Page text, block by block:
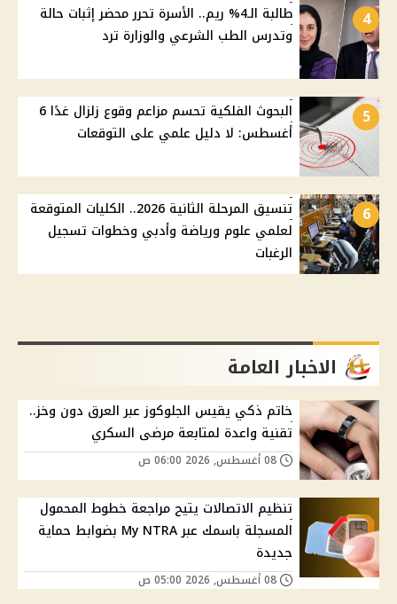
4
طالبة الـ4% ريم.. الأسرة تحرر محضر إثبات حالة
وتدرس الطب الشرعي والوزارة ترد
5
البحوث الفلكية تحسم مزاعم وقوع زلزال غدًا 6
أغسطس: لا دليل علمي على التوقعات
6
تنسيق المرحلة الثانية 2026.. الكليات المتوقعة
لعلمي علوم ورياضة وأدبي وخطوات تسجيل
الرغبات
الاخبار العامة
خاتم ذكي يقيس الجلوكوز عبر العرق دون وخز..
تقنية واعدة لمتابعة مرضى السكري
تنظيم الاتصالات يتيح مراجعة خطوط المحمول
المسجلة باسمك عبر My NTRA بضوابط حماية
جديدة